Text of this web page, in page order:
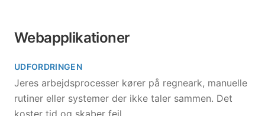
Webapplikationer
UDFORDRINGEN
Jeres arbejdsprocesser kører på regneark, manuelle
rutiner eller systemer der ikke taler sammen. Det
koster tid og skaber fejl.